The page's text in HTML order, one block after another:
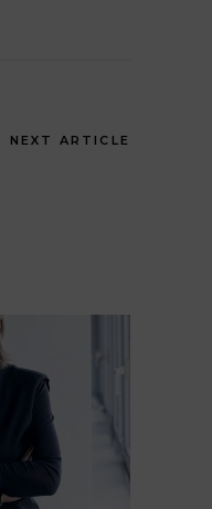
NEXT ARTICLE